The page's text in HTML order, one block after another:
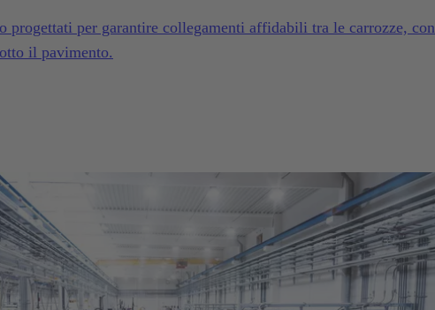
progettati per garantire collegamenti affidabili tra le carrozze, con
il pavimento.